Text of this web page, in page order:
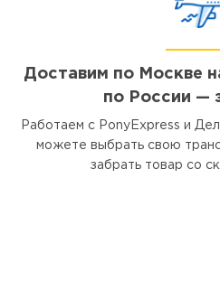
Доставим по Москве
по России —
Работаем с PonyExpress и
можете выбрать свою
забрать товар со